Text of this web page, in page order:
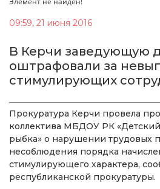
09:59, 21 июня 2016
В Керчи заведующую
оштрафовали за
стимулирующих
Прокуратура Керчи провела
коллектива МБДОУ РК «Детский
рыбка» о нарушении трудовых
несоблюдения порядка
стимулирующего характера,
республиканской прокуратуры.